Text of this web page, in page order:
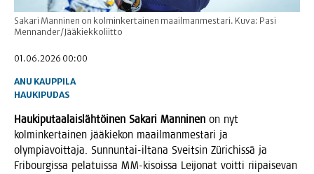
Sakari Manninen on kolminkertainen maailmanmestari. Kuva: Pasi
Mennander/Jääkiekkoliitto
01.06.2026 00:00
ANU KAUPPILA
HAUKIPUDAS
Hau­ki­pu­taa­lais­läh­töi­nen Saka­ri Man­ni­nen on nyt
kol­min­ker­tai­nen jää­kie­kon maa­il­man­mes­ta­ri ja
olym­pia­voit­ta­ja. Sun­nun­tai-ilta­na Sveit­sin Züric­his­sä ja
Fri­bour­gis­sa pela­tuis­sa MM-kisois­sa Lei­jo­nat voit­ti rii­pai­se­van